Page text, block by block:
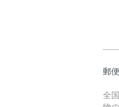
郵
全